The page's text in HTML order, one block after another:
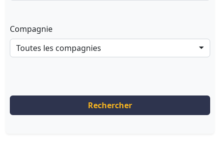
Compagnie
Toutes les compagnies
Rechercher